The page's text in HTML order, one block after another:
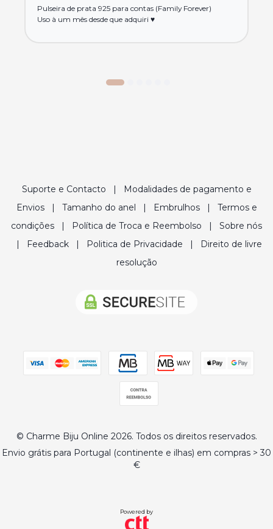
Pulseira de prata 925 para contas (Family Forever)
Uso à um mês desde que adquiri ♥️
Suporte e Contacto |
Modalidades de pagamento e
Envios| Tamanho do anel | Embrulhos| Termos e
condições | Política de Troca e Reembolso | Sobre nós
|
Feedback| Politica de Privacidade |
Direito de livre
resolução
© Charme Biju Online 2026. Todos os direitos reservados.
Envio grátis para Portugal (continente e ilhas) em compras > 30
€
Powered by